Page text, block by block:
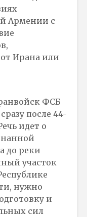
Армении с
Ирана или
ФСБ
после 44-
идет о
до реки
участок
нужно
и
сил